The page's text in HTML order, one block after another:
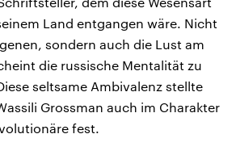
Land entgangen wäre. Nicht
sondern auch die Lust am
die russische Mentalität zu
seltsame Ambivalenz stellte
Grossman auch im Charakter
fest.